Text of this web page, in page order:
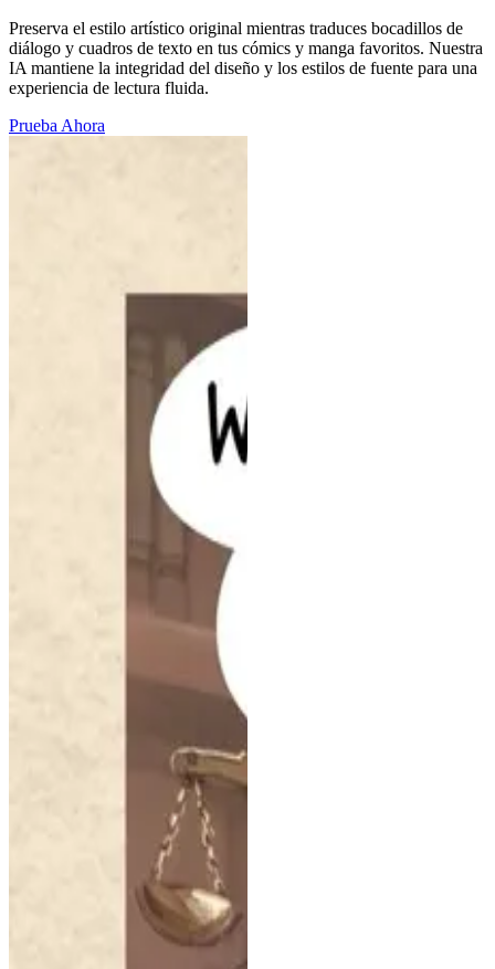
Preserva el estilo artístico original mientras traduces bocadillos de
diálogo y cuadros de texto en tus cómics y manga favoritos. Nuestra
IA mantiene la integridad del diseño y los estilos de fuente para una
experiencia de lectura fluida.
Prueba Ahora